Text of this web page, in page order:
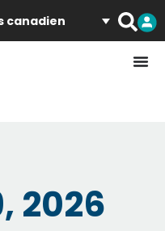
canadien
2026